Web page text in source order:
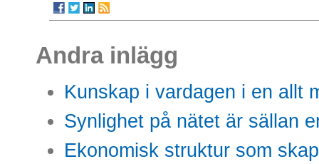
Andra inlägg
Kunskap i vardagen i en allt
Synlighet på nätet är sällan
Ekonomisk struktur som